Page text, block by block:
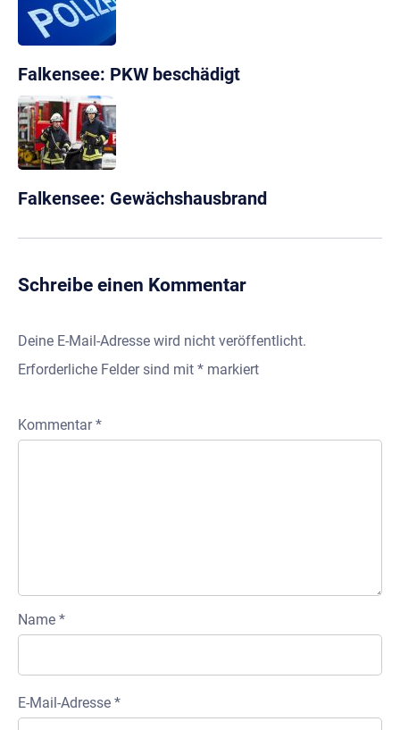
Falkensee: PKW beschädigt
Falkensee: Gewächshausbrand
Schreibe einen Kommentar
Deine E-Mail-Adresse wird nicht veröffentlicht.
Erforderliche Felder sind mit * markiert
Kommentar*
Name *
E-Mail-Adresse *